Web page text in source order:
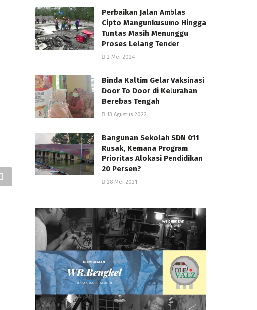
Perbaikan Jalan Amblas
Cipto Mangunkusumo Hingga
Tuntas Masih Menunggu
Proses Lelang Tender
2 Mei 2024
Binda Kaltim Gelar Vaksinasi
Door To Door di Kelurahan
Berebas Tengah
13 Agustus 2022
Bangunan Sekolah SDN 011
Rusak, Kemana Program
Prioritas Alokasi Pendidikan
20 Persen?
28 Mei 2021